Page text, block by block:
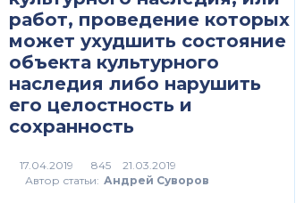
работ, проведение которых
может ухудшить состояние
объекта культурного
наследия либо нарушить
его целостность и
сохранность
845
Автор статьи: Андрей Суворов